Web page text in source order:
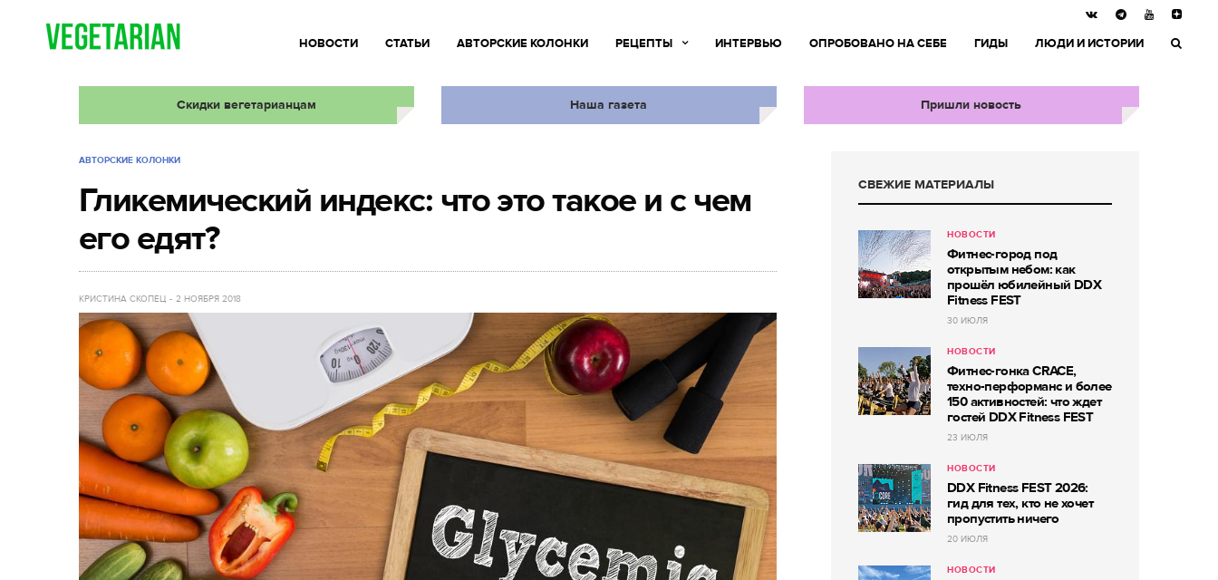
НОВОСТИ СТАТЬИ АВТОРСКИЕ КОЛОНКИ РЕЦЕПТЫ ИНТЕРВЬЮ ОПРОБОВАНО НА СЕБЕ ГИДЫ ЛЮДИ И ИСТОРИИ
Скидки вегетарианцам Наша газета Пришли новость
АВТОРСКИЕ КОЛОНКИ
Гликемический индекс: что это такое и с чем
его едят?
КРИСТИНА СКОПЕЦ 2 НОЯБРЯ 2018
СВЕЖИЕ МАТЕРИАЛЫ
НОВОСТИ
Фитнес-город под
открытым небом: как
прошёл юбилейный DDX
Fitness FEST
30 ИЮЛЯ
НОВОСТИ
Фитнес-гонка CRACE,
техно-перформанс и более
150 активностей: что ждет
гостей DDX Fitness FEST
23 ИЮЛЯ
НОВОСТИ
DDX Fitness FEST 2026:
гид для тех, кто не хочет
пропустить ничего
20 ИЮЛЯ
НОВОСТИ